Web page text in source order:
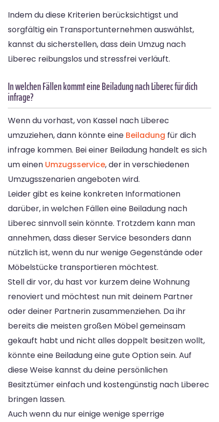
Indem du diese Kriterien berücksichtigst und
sorgfältig ein Transportunternehmen auswählst,
kannst du sicherstellen, dass dein Umzug nach
Liberec reibungslos und stressfrei verläuft.
In welchen Fällen kommt eine Beiladung nach Liberec für dich
infrage?
Wenn du vorhast, von Kassel nach Liberec
umzuziehen, dann könnte eine Beiladung für dich
infrage kommen. Bei einer Beiladung handelt es sich
um einen Umzugsservice, der in verschiedenen
Umzugsszenarien angeboten wird.
Leider gibt es keine konkreten Informationen
darüber, in welchen Fällen eine Beiladung nach
Liberec sinnvoll sein könnte. Trotzdem kann man
annehmen, dass dieser Service besonders dann
nützlich ist, wenn du nur wenige Gegenstände oder
Möbelstücke transportieren möchtest.
Stell dir vor, du hast vor kurzem deine Wohnung
renoviert und möchtest nun mit deinem Partner
oder deiner Partnerin zusammenziehen. Da ihr
bereits die meisten großen Möbel gemeinsam
gekauft habt und nicht alles doppelt besitzen wollt,
könnte eine Beiladung eine gute Option sein. Auf
diese Weise kannst du deine persönlichen
Besitztümer einfach und kostengünstig nach Liberec
bringen lassen.
Auch wenn du nur einige wenige sperrige